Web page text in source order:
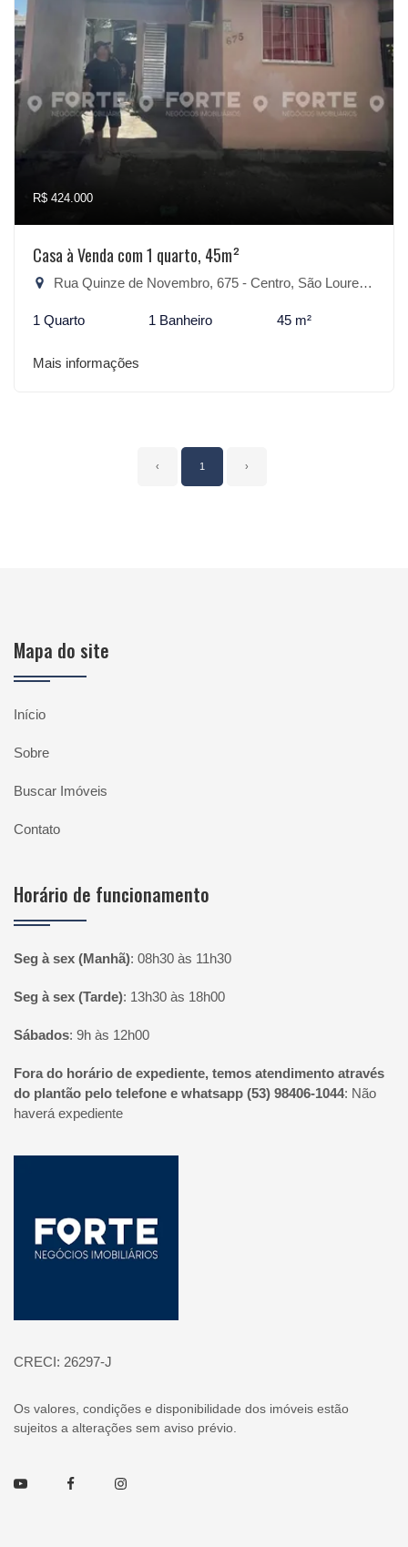
R$ 424.000
Casa à Venda com 1 quarto, 45m²
Rua Quinze de Novembro, 675 - Centro, São Lourenço do Sul-RS
1 Quarto 1 Banheiro 45 m²
Mais informações
‹ 1 ›
Mapa do site
Início
Sobre
Buscar Imóveis
Contato
Horário de funcionamento
Seg à sex (Manhã): 08h30 às 11h30
Seg à sex (Tarde): 13h30 às 18h00
Sábados: 9h às 12h00
Fora do horário de expediente, temos atendimento através
do plantão pelo telefone e whatsapp (53) 98406-1044: Não
haverá expediente
CRECI: 26297-J
Os valores, condições e disponibilidade dos imóveis estão
sujeitos a alterações sem aviso prévio.
Youtube FacebookInstagram